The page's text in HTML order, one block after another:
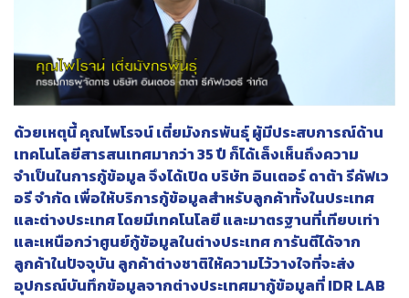
ด้วยเหตุนี้ คุณไพโรจน์ เตี่ยมังกรพันธุ์ ผู้มีประสบการณ์ด้าน
เทคโนโลยีสารสนเทศมากว่า 35 ปี ก็ได้เล็งเห็นถึงความ
จำเป็นในการกู้ข้อมูล จึงได้เปิด บริษัท อินเตอร์ ดาต้า รีคัฟเว
อรี จำกัด เพื่อให้บริการกู้ข้อมูลสำหรับลูกค้าทั้งในประเทศ
และต่างประเทศ โดยมีเทคโนโลยี และมาตรฐานที่เทียบเท่า
และเหนือกว่าศูนย์กู้ข้อมูลในต่างประเทศ การันตีได้จาก
ลูกค้าในปัจจุบัน ลูกค้าต่างชาติให้ความไว้วางใจที่จะส่ง
อุปกรณ์บันทึกข้อมูลจากต่างประเทศมากู้ข้อมูลที่ IDR LAB